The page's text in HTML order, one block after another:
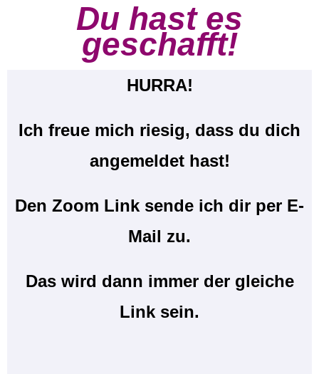
Du hast es
geschafft!
HURRA!
Ich freue mich riesig, dass du dich
angemeldet hast!
Den Zoom Link sende ich dir per E-
Mail zu.
Das wird dann immer der gleiche
Link sein.